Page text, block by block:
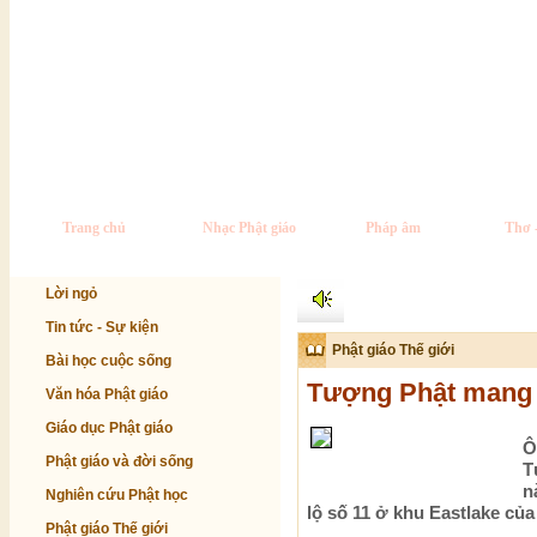
Trang chủ Nhạc Phật giáo Pháp âm Thơ
Lời ngỏ
Tin tức - Sự kiện
Bài học cuộc sống
Văn hóa Phật giáo
Giáo dục Phật giáo
Phật giáo và đời sống
Nghiên cứu Phật học
Phật giáo Thế giới
Phật giáo Thế giới
Tượng Phật
lộ số 11 ở khu Eastlake